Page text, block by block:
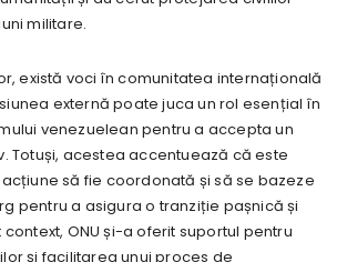
militare.
există voci în comunitatea internațională
externă poate juca un rol esențial în
venezuelean pentru a accepta un
Totuși, acestea accentuează că este
să fie coordonată și să se bazeze
pentru a asigura o tranziție pașnică și
ONU și-a oferit suportul pentru
și facilitarea unui proces de